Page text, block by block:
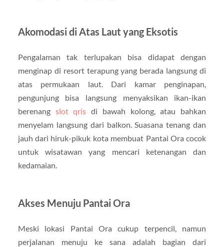
Akomodasi di Atas Laut yang Eksotis
Pengalaman tak terlupakan bisa didapat dengan
menginap di resort terapung yang berada langsung di
atas permukaan laut. Dari kamar penginapan,
pengunjung bisa langsung menyaksikan ikan-ikan
berenang slot qris di bawah kolong, atau bahkan
menyelam langsung dari balkon. Suasana tenang dan
jauh dari hiruk-pikuk kota membuat Pantai Ora cocok
untuk wisatawan yang mencari ketenangan dan
kedamaian.
Akses Menuju Pantai Ora
Meski lokasi Pantai Ora cukup terpencil, namun
perjalanan menuju ke sana adalah bagian dari